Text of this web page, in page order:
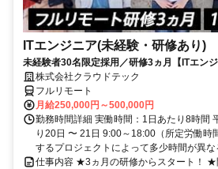
ITエンジニア(未経験・研修あり)
未経験者30名限定採用／研修3ヵ月【ITエンジ
株式会社クラウドテック
フルリモート
月給250,000円～500,000円
勤務時間詳細 実働時間：1日あたり8時間
り20日 〜 21日 9:00～18:00（所定労働時
するプロジェクトによって多少時間が異
仕事内容 ★3ヵ月の研修からスタート！ ★